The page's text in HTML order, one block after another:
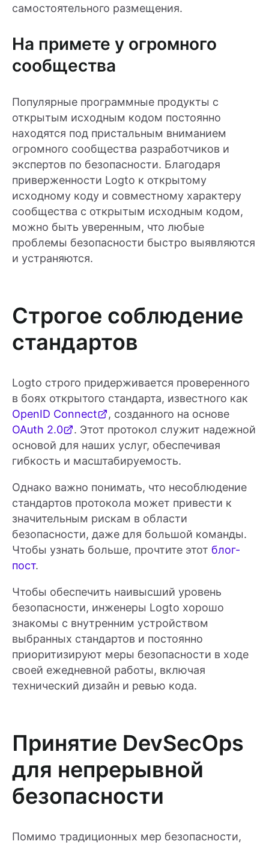
самостоятельного размещения.
На примете у огромного
сообщества
Популярные программные продукты с
открытым исходным кодом постоянно
находятся под пристальным вниманием
огромного сообщества разработчиков и
экспертов по безопасности. Благодаря
приверженности Logto к открытому
исходному коду и совместному характеру
сообщества с открытым исходным кодом,
можно быть уверенным, что любые
проблемы безопасности быстро выявляются
и устраняются.
Строгое соблюдение
стандартов
Logto строго придерживается проверенного
в боях открытого стандарта, известного как
OpenID Connect
, созданного на основе
OAuth 2.0
. Этот протокол служит надежной
основой для наших услуг, обеспечивая
гибкость и масштабируемость.
Однако важно понимать, что несоблюдение
стандартов протокола может привести к
значительным рискам в области
безопасности, даже для большой команды.
Чтобы узнать больше, прочтите этот блог-
пост.
Чтобы обеспечить наивысший уровень
безопасности, инженеры Logto хорошо
знакомы с внутренним устройством
выбранных стандартов и постоянно
приоритизируют меры безопасности в ходе
своей ежедневной работы, включая
технический дизайн и ревью кода.
Принятие DevSecOps
для непрерывной
безопасности
Помимо традиционных мер безопасности,